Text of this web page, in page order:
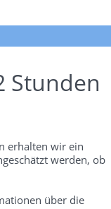
Stunden
erhalten wir ein
werden, ob
über die